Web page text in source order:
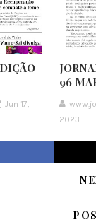
Jun 17,
96
2023